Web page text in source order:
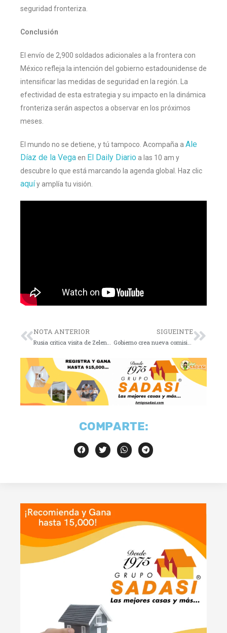
seguridad fronteriza. ​
Conclusión
El envío de 2,900 soldados adicionales a la frontera con
México refleja la intención del gobierno estadounidense de
intensificar las medidas de seguridad en la región. La
efectividad de esta estrategia y su impacto en la dinámica
fronteriza serán aspectos a observar en los próximos
meses.
El mundo no se detiene, y tú tampoco. Acompaña a Ale
Díaz de la Vegaen El Daily Diario a las 10 am y
descubre lo que está marcando la agenda global. Haz clic
aquíy amplía tu visión.
NOTA ANTERIOR SIGUEINTE
COMPARTE: